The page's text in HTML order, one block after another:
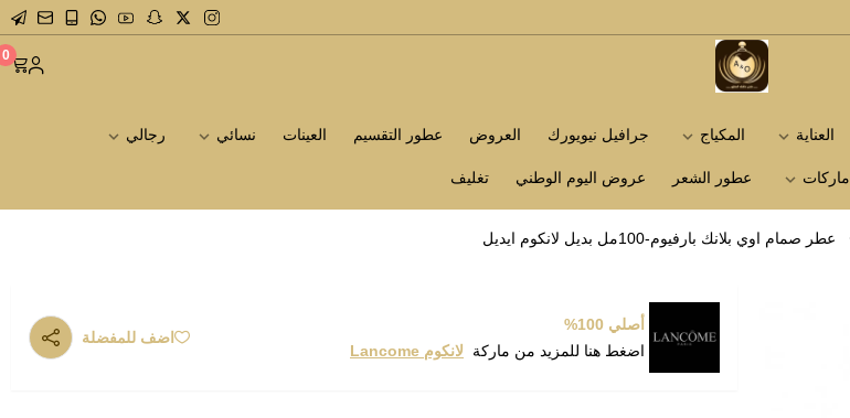
متجر عاشق العطور 0
العناية المكياج جرافيل نيويورك العروض عطور التقسيم العينات نسائي رجالي
ماركات عطور الشعر عروض اليوم الوطني تغليف
عطر صمام اوي بلانك بارفيوم-100مل بديل لانكوم ايديل
أصلي 100%
اضغط هنا للمزيد من ماركة
لانكوم Lancome
اضف للمفضلة